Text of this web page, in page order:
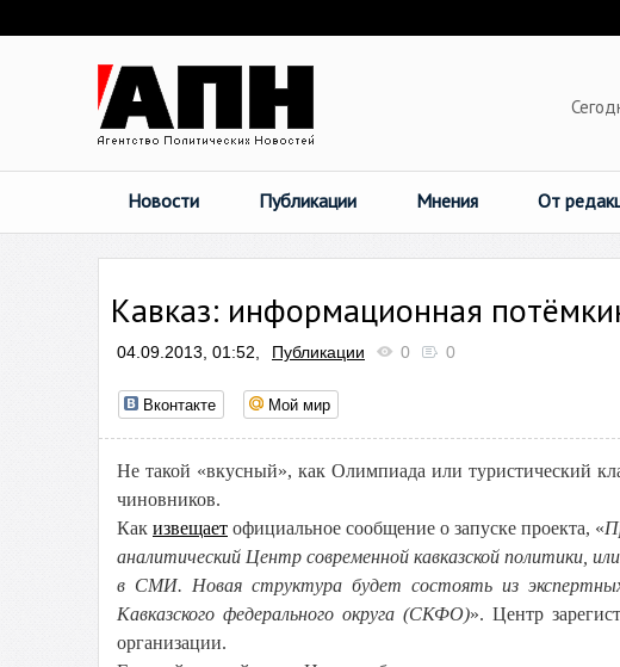
Новости Публикации Мнения От
Кавказ: информационная
04.09.2013, 01:52, Публикации 0 0
Вконтакте Мой мир
Не такой «вкусный», как Олимпиада или туристический
чиновников.
Как извещает официальное сообщение о запуске проекта, «
аналитический Центр современной кавказской политики, или
в СМИ. Новая структура будет состоять из
Кавказского федерального округа (СКФО)». Центр
организации.